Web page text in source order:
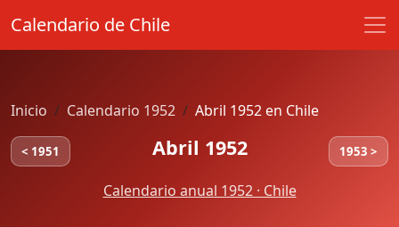
Calendario de Chile
Inicio Calendario 1952 Abril 1952 en Chile
< 1951 Abril 1952 1953 >
Calendario anual 1952 · Chile